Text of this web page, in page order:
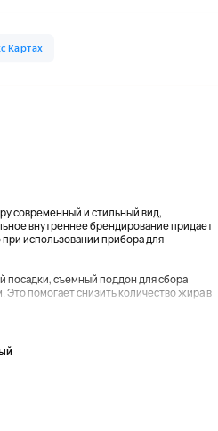
современный и стильный вид,
внутреннее брендирование придает
использовании прибора для
посадки, съемный поддон для сбора
Это помогает снизить количество жира в